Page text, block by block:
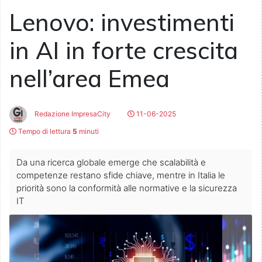
Lenovo: investimenti
in AI in forte crescita
nell’area Emea
Redazione ImpresaCity
11-06-2025
Tempo di lettura 5 minuti
Da una ricerca globale emerge che scalabilità e
competenze restano sfide chiave, mentre in Italia le
priorità sono la conformità alle normative e la sicurezza
IT